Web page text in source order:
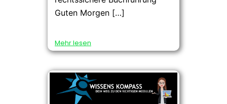
Guten Morgen […]
Mehr lesen